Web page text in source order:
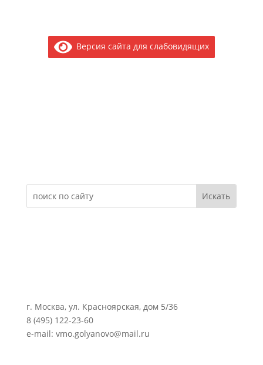
Версия сайта для слабовидящих
г. Москва, ул. Красноярская, дом 5/36
8 (495) 122-23-60
e-mail: vmo.golyanovo@mail.ru